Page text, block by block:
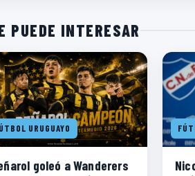
PUEDE INTERESAR
URUGUAYO
goleó a Wanderers